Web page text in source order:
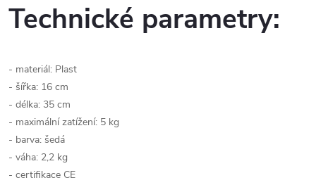
Technické parametry:
- materiál: Plast
- šířka: 16 cm
- délka: 35 cm
- maximální zatížení: 5 kg
- barva: šedá
- váha: 2,2 kg
- certifikace CE